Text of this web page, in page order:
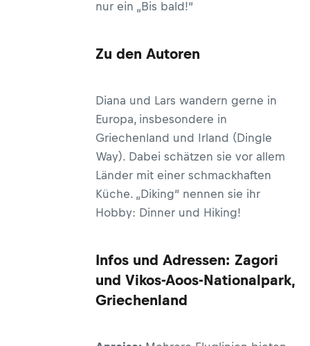
nur ein „Bis bald!“
Zu den Autoren
Diana und Lars wandern gerne in
Europa, insbesondere in
Griechenland und Irland (Dingle
Way). Dabei schätzen sie vor allem
Länder mit einer schmackhaften
Küche. „Diking“ nennen sie ihr
Hobby: Dinner und Hiking!
Infos und Adressen: Zagori
und Vikos-Aoos-Nationalpark,
Griechenland